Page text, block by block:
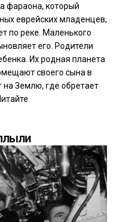
фараона, который
еврейских младенцев,
по реке. Маленького
его. Родители
Их родная планета
своего сына в
на Землю, где обретает